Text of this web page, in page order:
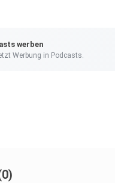
werben
Werbung in Podcasts.